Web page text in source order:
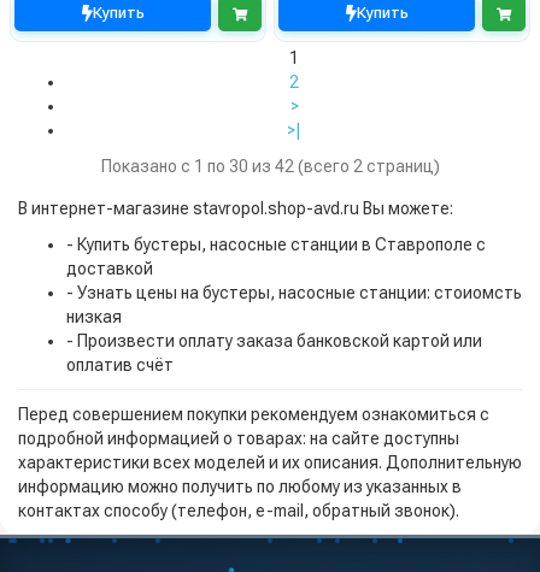
Купить Купить
1
2
>
>|
Показано с 1 по 30 из 42 (всего 2 страниц)
В интернет-магазине stavropol.shop-avd.ru Вы можете:
- Купить бустеры, насосные станции в Ставрополе с
доставкой
- Узнать цены на бустеры, насосные станции: стоиомсть
низкая
- Произвести оплату заказа банковской картой или
оплатив счёт
Перед совершением покупки рекомендуем ознакомиться с
подробной информацией о товарах: на сайте доступны
характеристики всех моделей и их описания. Дополнительную
информацию можно получить по любому из указанных в
контактах способу (телефон, e-mail, обратный звонок).